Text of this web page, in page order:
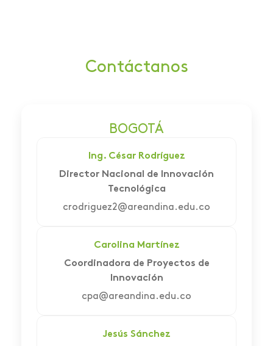
Contáctanos
BOGOTÁ
Ing. César Rodríguez
Director Nacional de Innovación
Tecnológica
crodriguez2@areandina.edu.co
Carolina Martínez
Coordinadora de Proyectos de
Innovación
cpa@areandina.edu.co
Jesús Sánchez